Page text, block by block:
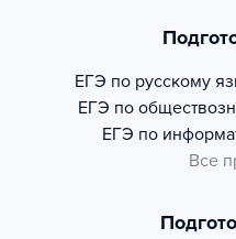
ЕГЭ по русскому
ЕГЭ по
ЕГЭ по
Все